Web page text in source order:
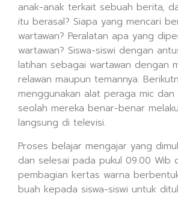
anak-anak terkait sebuah berita,
itu berasal? Siapa yang mencari
wartawan? Peralatan apa yang
wartawan? Siswa-siswi dengan
latihan sebagai wartawan dengan
relawan maupun temannya.
menggunakan alat peraga mic dan
seolah mereka benar-benar
langsung di televisi.
Proses belajar mengajar yang
dan selesai pada pukul 09.00 Wib
pembagian kertas warna
buah kepada siswa-siswi untuk